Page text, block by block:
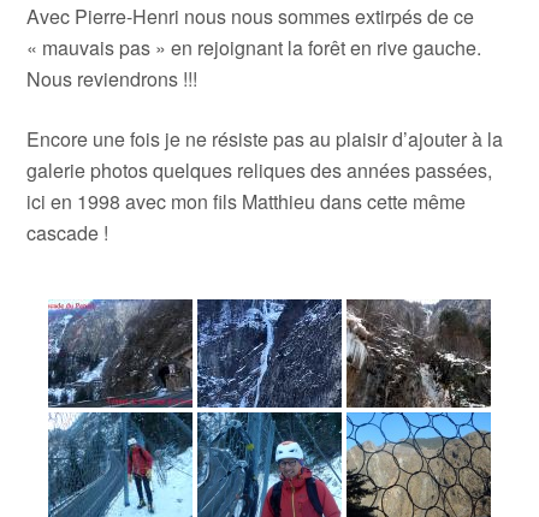
Avec Pierre-Henri nous nous sommes extirpés de ce
« mauvais pas » en rejoignant la forêt en rive gauche.
Nous reviendrons !!!
Encore une fois je ne résiste pas au plaisir d’ajouter à la
galerie photos quelques reliques des années passées,
ici en 1998 avec mon fils Matthieu dans cette même
cascade !